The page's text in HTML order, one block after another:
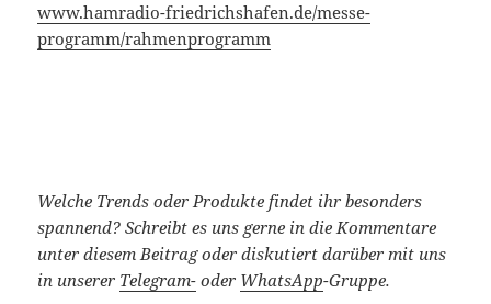
www.hamradio-friedrichshafen.de/messe-
programm/rahmenprogramm
Welche Trends oder Produkte findet ihr besonders
spannend?Schreibt es uns gerne in die Kommentare
unter diesem Beitrag oder diskutiert darüber mit uns
in unserer Telegram- oder WhatsApp-Gruppe.